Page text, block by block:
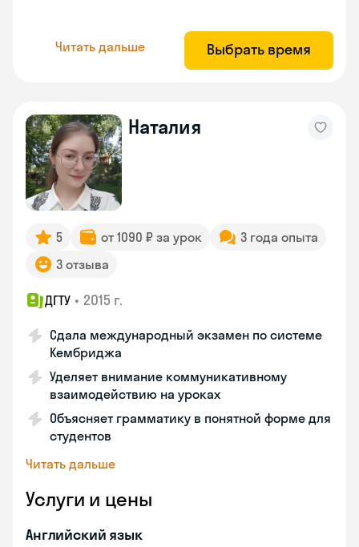
Читать дальше Выбрать время
Наталия
5 от 1090 ₽ за урок
3 года опыта
3 отзыва
ДГТУ • 2015 г.
Сдала международный экзамен по системе
Кембриджа
Уделяет внимание коммуникативному
взаимодействию на уроках
Объясняет грамматику в понятной форме для
студентов
Читать дальше
Услуги и цены
Английский язык